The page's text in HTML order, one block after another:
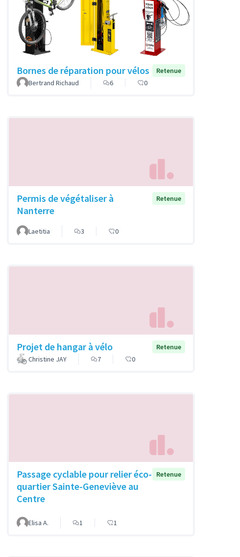
Bornes de réparation pour vélos
Retenue
Bertrand Richaud
6 0
Permis de végétaliser à
Nanterre
Retenue
Laetitia 3 0
Projet de hangar à vélo
Retenue
Christine JAY
7 0
Passage cyclable pour relier éco-
quartier Sainte-Geneviève au
Centre
Retenue
Elisa A. 1 1